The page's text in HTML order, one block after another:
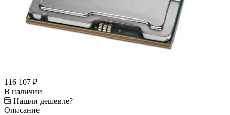
116 107 ₽
В наличии
Нашли дешевле?
Описание